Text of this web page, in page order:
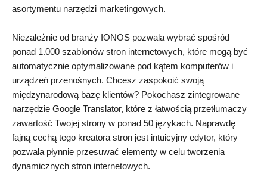
asortymentu narzędzi marketingowych.
Niezależnie od branży IONOS pozwala wybrać spośród
ponad 1.000 szablonów stron internetowych, które mogą być
automatycznie optymalizowane pod kątem komputerów i
urządzeń przenośnych. Chcesz zaspokoić swoją
międzynarodową bazę klientów? Pokochasz zintegrowane
narzędzie Google Translator, które z łatwością przetłumaczy
zawartość Twojej strony w ponad 50 językach. Naprawdę
fajną cechą tego kreatora stron jest intuicyjny edytor, który
pozwala płynnie przesuwać elementy w celu tworzenia
dynamicznych stron internetowych.